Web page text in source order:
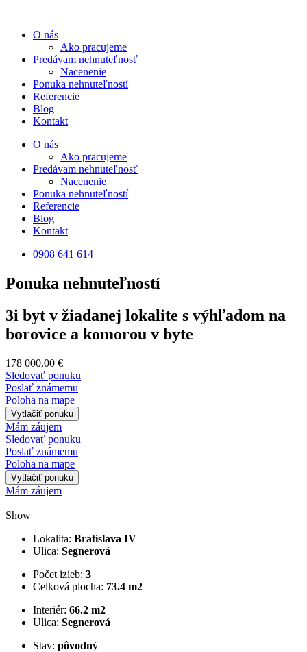
obsah
O nás
Ako pracujeme
Predávam nehnuteľnosť
Nacenenie
Ponuka nehnuteľností
Referencie
Blog
Kontakt
O nás
Ako pracujeme
Predávam nehnuteľnosť
Nacenenie
Ponuka nehnuteľností
Referencie
Blog
Kontakt
0908 641 614
Ponuka nehnuteľností
3i byt v žiadanej lokalite s výhľadom na
borovice a komorou v byte
178 000,00 €
Sledovať ponuku
Poslať známemu
Poloha na mape
Vytlačiť ponuku
Mám záujem
Sledovať ponuku
Poslať známemu
Poloha na mape
Vytlačiť ponuku
Mám záujem
Show
Lokalita: Bratislava IV
Ulica: Segnerová
Počet izieb: 3
Celková plocha: 73.4 m2
Interiér: 66.2 m2
Ulica: Segnerová
Stav: pôvodný